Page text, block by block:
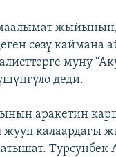
сөзү каймана
муну
деди.
аракетин
калаардагы